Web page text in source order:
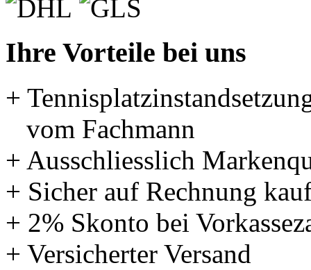
Ihre Vorteile bei uns
+
vom Fachmann
+ Ausschliesslich
+ Sicher auf Rechnung
+ 2% Skonto bei
+ Versicherter Versand